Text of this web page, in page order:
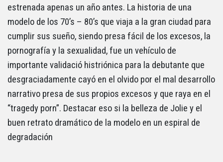
estrenada apenas un año antes. La historia de una
modelo de los 70’s – 80’s que viaja a la gran ciudad para
cumplir sus sueño, siendo presa fácil de los excesos, la
pornografía y la sexualidad, fue un vehículo de
importante validació histriónica para la debutante que
desgraciadamente cayó en el olvido por el mal desarrollo
narrativo presa de sus propios excesos y que raya en el
“tragedy porn”. Destacar eso si la belleza de Jolie y el
buen retrato dramático de la modelo en un espiral de
degradación